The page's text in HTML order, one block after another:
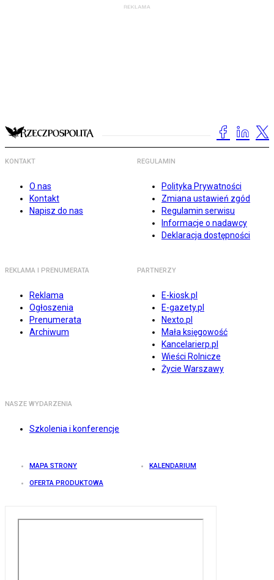
KONTAKT
O nas
Kontakt
Napisz do nas
REGULAMIN
Polityka Prywatności
Zmiana ustawień zgód
Regulamin serwisu
Informacje o nadawcy
Deklaracja dostępności
REKLAMA I PRENUMERATA
Reklama
Ogłoszenia
Prenumerata
Archiwum
PARTNERZY
E-kiosk.pl
E-gazety.pl
Nexto.pl
Mała księgowość
Kancelarierp.pl
Wieści Rolnicze
Życie Warszawy
NASZE WYDARZENIA
Szkolenia i konferencje
MAPA STRONY KALENDARIUM
OFERTA PRODUKTOWA